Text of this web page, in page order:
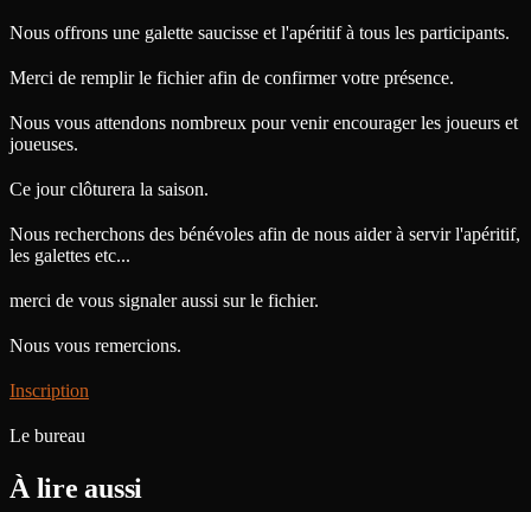
Nous offrons une galette saucisse et l'apéritif à tous les participants.
Merci de remplir le fichier afin de confirmer votre présence.
Nous vous attendons nombreux pour venir encourager les joueurs et
joueuses.
Ce jour clôturera la saison.
Nous recherchons des bénévoles afin de nous aider à servir l'apéritif,
les galettes etc...
merci de vous signaler aussi sur le fichier.
Nous vous remercions.
Inscription
Le bureau
À lire aussi